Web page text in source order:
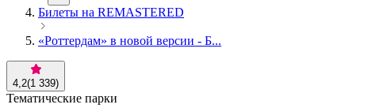
Билеты на REMASTERED
«Роттердам» в новой версии - Б...
4,2(1 339)
Тематические парки